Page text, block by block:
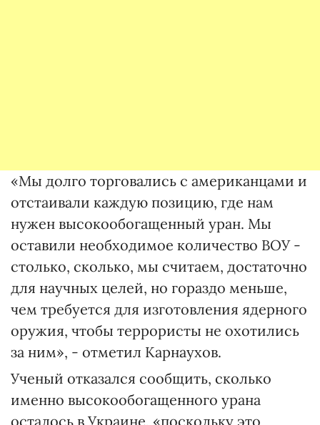
«Мы долго торговались с американцами и
отстаивали каждую позицию, где нам
нужен высокообогащенный уран. Мы
оставили необходимое количество ВОУ -
столько, сколько, мы считаем, достаточно
для научных целей, но гораздо меньше,
чем требуется для изготовления ядерного
оружия, чтобы террористы не охотились
за ним», - отметил Карнаухов.
Ученый отказался сообщить, сколько
именно высокообогащенного урана
осталось в Украине, «поскольку это